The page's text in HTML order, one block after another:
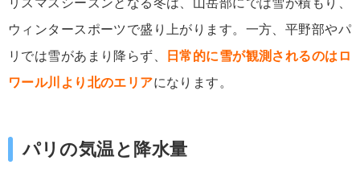
ウィンタースポーツで盛り上がります。一方、平野部やパ
リでは雪があまり降らず、
日常的に雪が観測されるのはロ
ワール川より北のエリアになります。
パリの気温と降水量